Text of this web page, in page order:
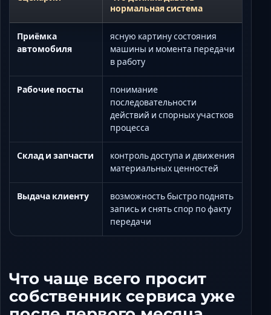
нормальная система
Приёмка
автомобиля
ясную картину состояния
машины и момента передачи
в работу
Рабочие посты
понимание
последовательности
действий и спорных участков
процесса
Склад и запчасти
контроль доступа и движения
материальных ценностей
Выдача клиенту
возможность быстро поднять
запись и снять спор по факту
передачи
Что чаще всего просит
собственник сервиса уже